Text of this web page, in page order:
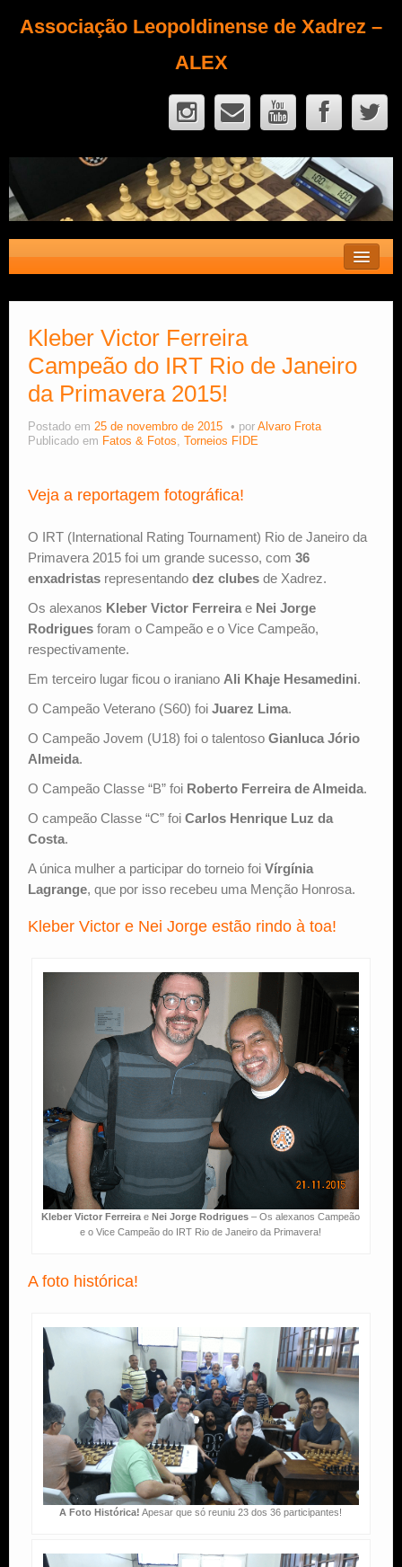
Associação Leopoldinense de Xadrez –
ALEX
Fique Sócio
Quem Somos?
Calendário
Estude Xadrez
Kleber Victor Ferreira
Campeão do IRT Rio de Janeiro
da Primavera 2015!
Postado em 25 de novembro de 2015 por Alvaro Frota
Publicado em Fatos & Fotos, Torneios FIDE
Veja a reportagem fotográfica!
O IRT (International Rating Tournament) Rio de Janeiro da
Primavera 2015 foi um grande sucesso, com 36
enxadristas representando dez clubes de Xadrez.
Os alexanos Kleber Victor Ferreira e Nei Jorge
Rodrigues foram o Campeão e o Vice Campeão,
respectivamente.
Em terceiro lugar ficou o iraniano Ali Khaje Hesamedini.
O Campeão Veterano (S60) foi Juarez Lima.
O Campeão Jovem (U18) foi o talentoso Gianluca Jório
Almeida.
O Campeão Classe “B” foi Roberto Ferreira de Almeida.
O campeão Classe “C” foi Carlos Henrique Luz da
Costa.
A única mulher a participar do torneio foi Vírgínia
Lagrange, que por isso recebeu uma Menção Honrosa.
Kleber Victor e Nei Jorge estão rindo à toa!
Kleber Victor Ferreira eNei Jorge Rodrigues – Os alexanos Campeão
e o Vice Campeão do IRT Rio de Janeiro da Primavera!
A foto histórica!
A Foto Histórica! Apesar que só reuniu 23 dos 36 participantes!